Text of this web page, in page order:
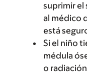
suprimir el
al médico
está
Si el niño
médula
o